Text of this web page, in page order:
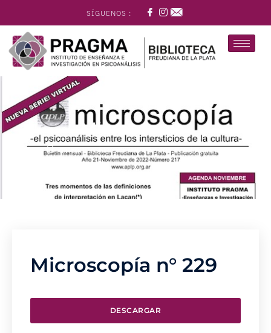
SÍGUENOS :
Microscopía
El psicoanálisis entre los intersticios de la cultura
Microscopía n° 229
DESCARGAR